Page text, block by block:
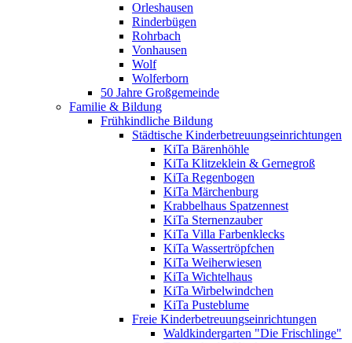
Orleshausen
Rinderbügen
Rohrbach
Vonhausen
Wolf
Wolferborn
50 Jahre Großgemeinde
Familie & Bildung
Frühkindliche Bildung
Städtische Kinderbetreuungseinrichtungen
KiTa Bärenhöhle
KiTa Klitzeklein & Gernegroß
KiTa Regenbogen
KiTa Märchenburg
Krabbelhaus Spatzennest
KiTa Sternenzauber
KiTa Villa Farbenklecks
KiTa Wassertröpfchen
KiTa Weiherwiesen
KiTa Wichtelhaus
KiTa Wirbelwindchen
KiTa Pusteblume
Freie Kinderbetreuungseinrichtungen
Waldkindergarten "Die Frischlinge"